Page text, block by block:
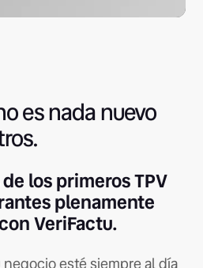
es nada nuevo
los primeros TPV
plenamente
VeriFactu.